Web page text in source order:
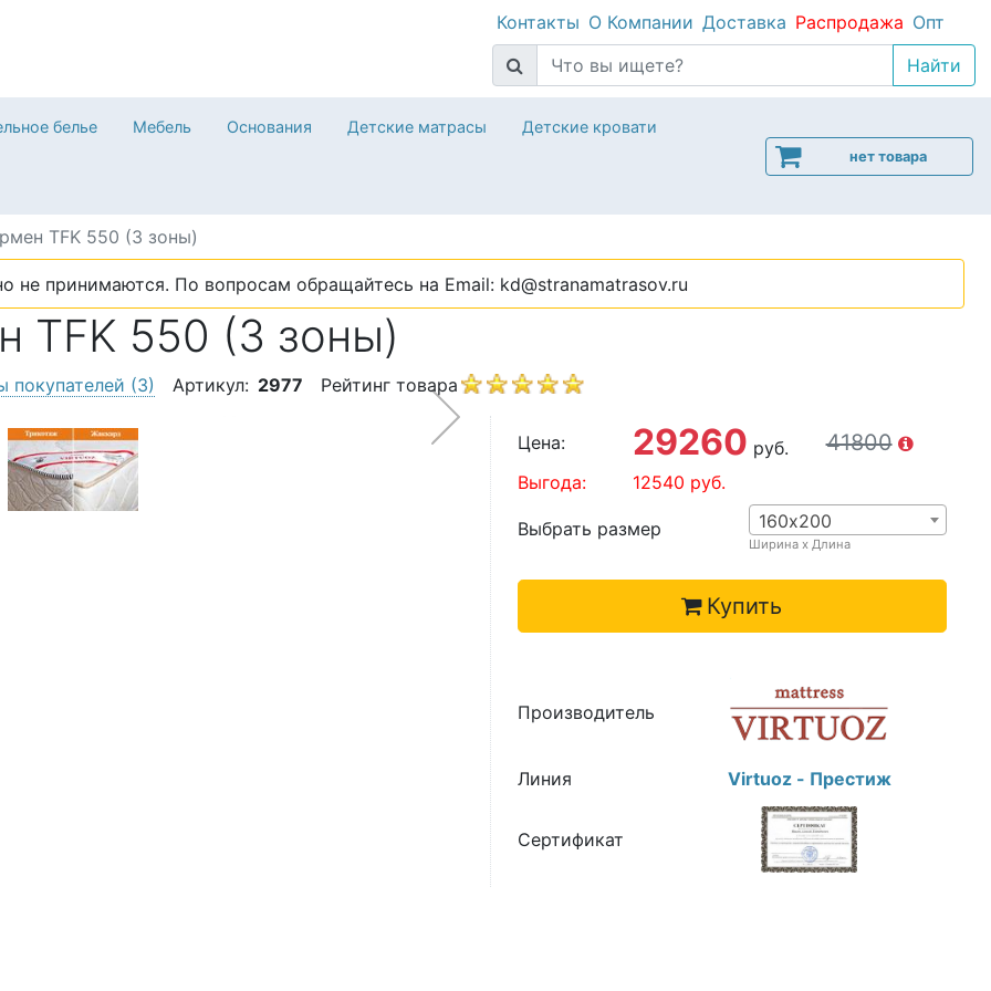
Контакты О Компании Доставка Распродажа Опт
белье Мебель Основания Детские матрасы Детские кровати
нет товара
TFK 550 (3 зоны)
не принимаются. По вопросам обращайтесь на Email: kd@stranamatrasov.ru
TFK 550 (3 зоны)
покупателей (3) Артикул: 2977 Рейтинг товара
Цена: 29260 руб. 41800
Выгода: 12540 руб.
Выбрать размер 160х200
Ширина х Длина
Купить
Производитель
Линия Virtuoz - Престиж
Сертификат